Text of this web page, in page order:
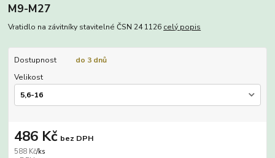
M9-M27
Vratidlo na závitníky stavitelné ČSN 24 1126 celý popis
Dostupnost
do 3 dnů
Velikost
588 Kč/ks
486 Kč bez DPH